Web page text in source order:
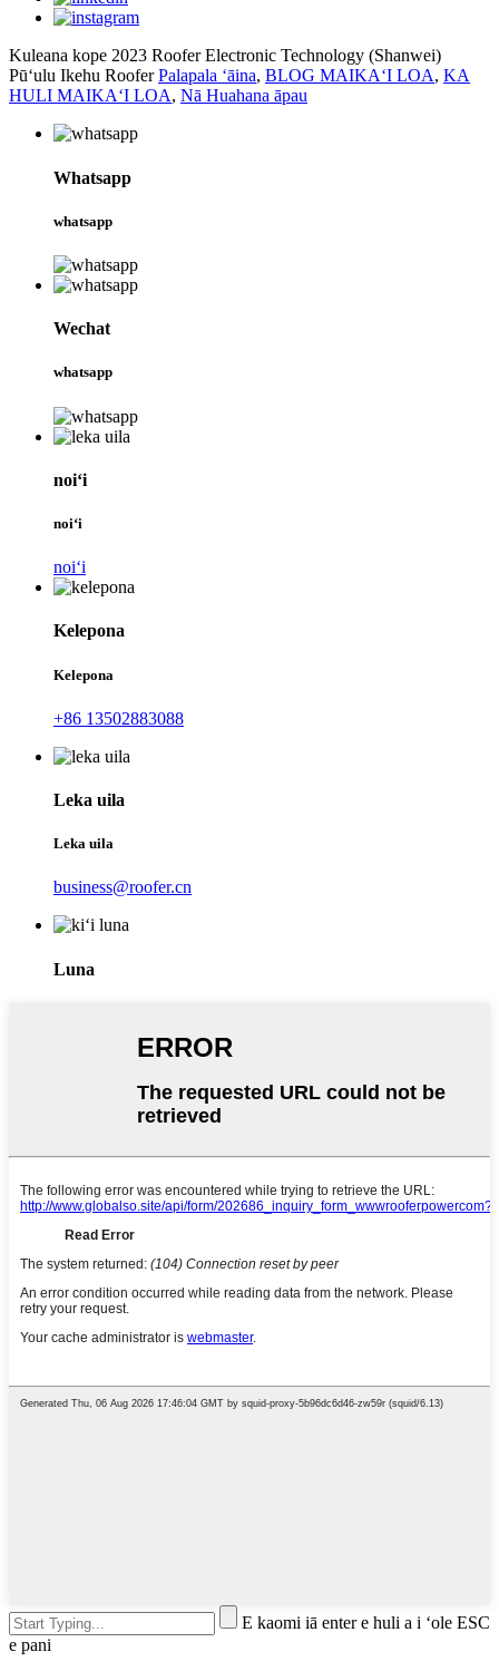
Kuleana kope 2023 Roofer Electronic Technology (Shanwei)
Pūʻulu Ikehu Roofer Palapala ʻāina, BLOG MAIKAʻI LOA, KA
HULI MAIKAʻI LOA, Nā Huahana āpau
Whatsapp
whatsapp
Wechat
whatsapp
noiʻi
noiʻi
noiʻi
Kelepona
Kelepona
+86 13502883088
Leka uila
Leka uila
business@roofer.cn
Luna
E kaomi iā enter e huli a i ʻole ESC
e pani